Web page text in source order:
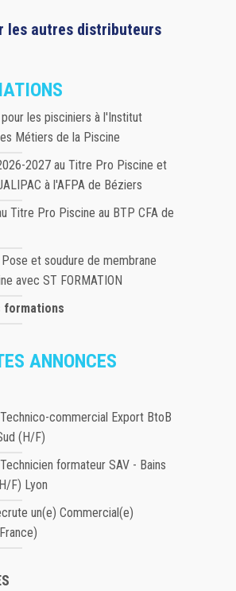
les autres distributeurs
les pisciniers à l'Institut
Métiers de la Piscine
2027 au Titre Pro Piscine et
à l'AFPA de Béziers
Titre Pro Piscine au BTP CFA de
et soudure de membrane
avec ST FORMATION
formations
ANNONCES
commercial Export BtoB
(H/F)
formateur SAV - Bains
F) Lyon
un(e) Commercial(e)